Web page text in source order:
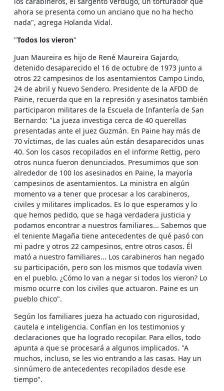
ahora se presenta como un anciano que no ha hecho
nada", agrega Holanda Vidal.
"Todos los vieron"
Juan Maureira es hijo de René Maureira Gajardo,
detenido desaparecido el 16 de octubre de 1973 junto a
otros 22 campesinos de los asentamientos Campo Lindo,
24 de abril y Nuevo Sendero. Presidente de la AFDD de
Paine, recuerda que en la represión y asesinatos también
participaron militares de la Escuela de Infantería de San
Bernardo: "La jueza investiga cerca de 40 querellas
presentadas ante el juez Guzmán. En Paine hay más de
70 víctimas, de las cuales aún están desaparecidos unas
40. Son los casos recopilados en el informe Rettig, pero
otros nunca fueron denunciados. Presumimos que son
alrededor de 100 los asesinados en Paine, la mayoría
campesinos de asentamientos. La ministra en algún
momento va a tener que procesar a los carabineros,
civiles y militares implicados. Es lo que esperamos y lo
que hemos pedido, que se haga verdadera justicia y
podamos encontrar a nuestros familiares... Sabemos que
el teniente Magaña tiene antecedentes de qué pasó con
mi padre y otros 22 campesinos, entre otros casos. Él
mató a nuestro familiares... Los carabineros han negado
su participación, pero son los mismos que todavía viven
en el pueblo. ¿Cómo lo van a negar si todos los vieron? Lo
mismo ocurre con los civiles que actuaron. Paine es un
pueblo chico".
Según los familiares jueza ha actuado con rigurosidad,
cautela e inteligencia. Confían en los testimonios y
declaraciones que ha logrado recopilar. Para ellos, todo
apunta a que se procesará a algunos implicados. "A
muchos, incluso, se les vio entrando a las casas. Hay un
sinnúmero de antecedentes recopilados desde ese
tiempo".